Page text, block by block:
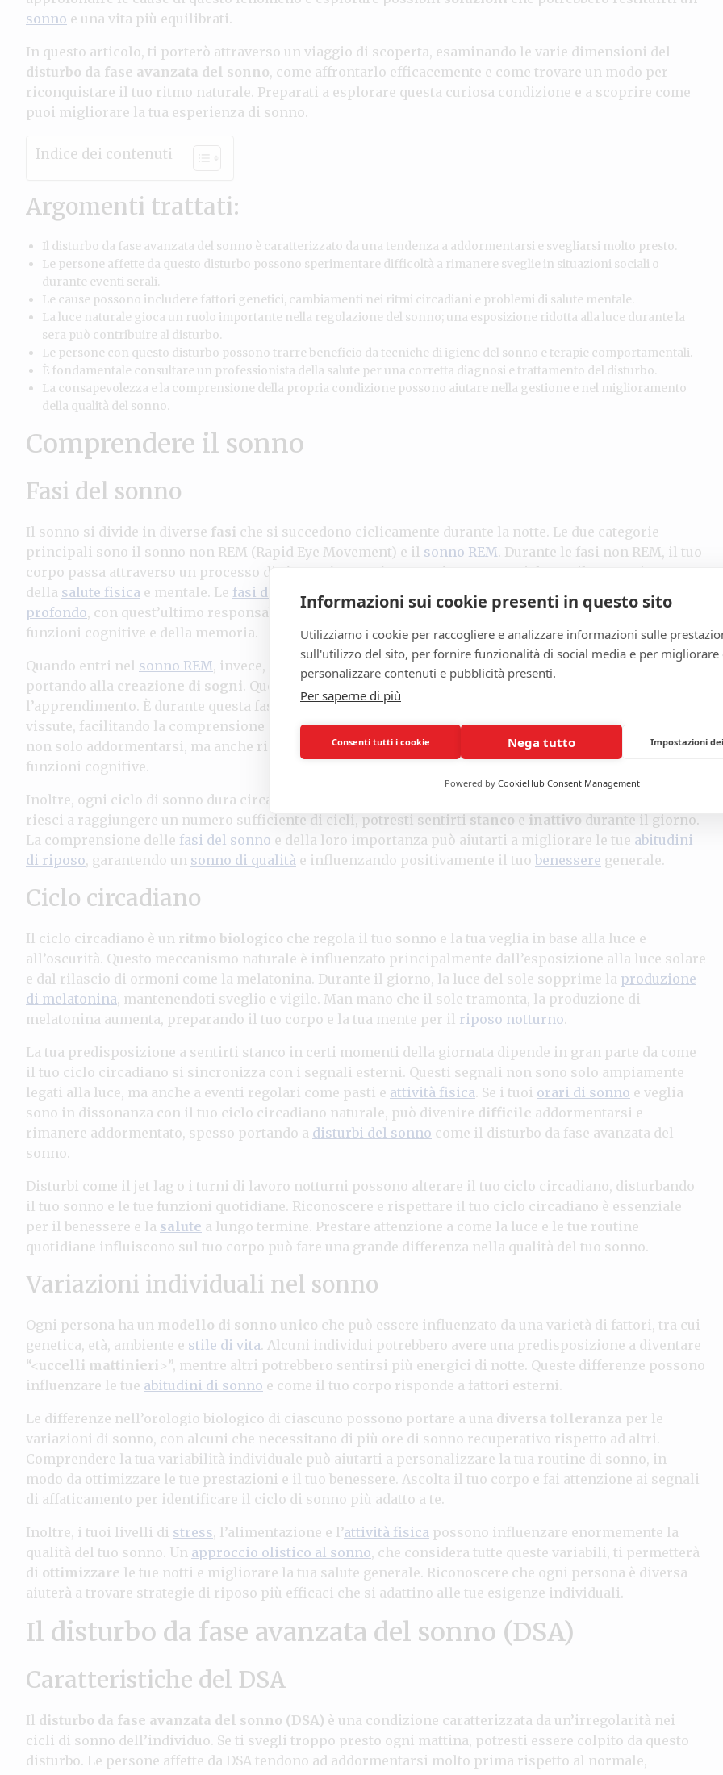
sonno e una vita più equilibrati.
In questo articolo, ti porterò attraverso un viaggio di scoperta, esaminando le varie dimensioni del
disturbo da fase avanzata del sonno, come affrontarlo efficacemente e come trovare un modo per
riconquistare il tuo ritmo naturale. Preparati a esplorare questa curiosa condizione e a scoprire come
puoi migliorare la tua esperienza di sonno.
Indice dei contenuti
Argomenti trattati:
Il disturbo da fase avanzata del sonno è caratterizzato da una tendenza a addormentarsi e svegliarsi molto presto.
Le persone affette da questo disturbo possono sperimentare difficoltà a rimanere sveglie in situazioni sociali o
durante eventi serali.
Le cause possono includere fattori genetici, cambiamenti nei ritmi circadiani e problemi di salute mentale.
La luce naturale gioca un ruolo importante nella regolazione del sonno; una esposizione ridotta alla luce durante la
sera può contribuire al disturbo.
Le persone con questo disturbo possono trarre beneficio da tecniche di igiene del sonno e terapie comportamentali.
È fondamentale consultare un professionista della salute per una corretta diagnosi e trattamento del disturbo.
La consapevolezza e la comprensione della propria condizione possono aiutare nella gestione e nel miglioramento
della qualità del sonno.
Comprendere il sonno
Fasi del sonno
Il sonno si divide in diverse fasi che si succedono ciclicamente durante la notte. Le due categorie
principali sono il sonno non REM (Rapid Eye Movement) e il sonno REM. Durante le fasi non REM, il tuo
corpo passa attraverso un processo di
riparazione rigenerazione
, essenziale per il mantenimento
della salute fisica e mentale. Le fasi del sonno non REM comprendono il sonno leggero e il
sonno
profondo, con quest’ultimo responsabile del ripristino delle energie e della restaurazione delle
funzioni cognitive e della memoria.
Quando entri nel sonno REM, invece, il tuo cervello si riattiva in modo simile a quando sei sveglio,
portando alla creazione di sogni. Questo stadio è crucial per il processamento emotivo e
l’apprendimento. È durante questa fase che il cervello riorganizza le informazioni e le esperienze
vissute, facilitando la comprensione delle emozioni e la crescita personale. Pertanto, è fondamentale
non solo addormentarsi, ma anche rimanere in un ciclo di sonno completo per ottimizzare le tue
funzioni cognitive.
Inoltre, ogni ciclo di sonno dura circa 90 minuti e si ripete 4-6 volte a notte. Questo significa che, se non
riesci a raggiungere un numero sufficiente di cicli, potresti sentirti stanco e inattivo durante il giorno.
La comprensione delle fasi del sonno e della loro importanza può aiutarti a migliorare le tue abitudini
di riposo, garantendo un sonno di qualità e influenzando positivamente il tuo benessere generale.
Ciclo circadiano
Il ciclo circadiano è un ritmo biologico che regola il tuo sonno e la tua veglia in base alla luce e
all’oscurità. Questo meccanismo naturale è influenzato principalmente dall’esposizione alla luce solare
e dal rilascio di ormoni come la melatonina. Durante il giorno, la luce del sole sopprime la produzione
di melatonina, mantenendoti sveglio e vigile. Man mano che il sole tramonta, la produzione di
melatonina aumenta, preparando il tuo corpo e la tua mente per il riposo notturno.
La tua predisposizione a sentirti stanco in certi momenti della giornata dipende in gran parte da come
il tuo ciclo circadiano si sincronizza con i segnali esterni. Questi segnali non sono solo ampiamente
legati alla luce, ma anche a eventi regolari come pasti e attività fisica. Se i tuoi orari di sonno e veglia
sono in dissonanza con il tuo ciclo circadiano naturale, può divenire difficile addormentarsi e
rimanere addormentato, spesso portando a disturbi del sonno come il disturbo da fase avanzata del
sonno.
Disturbi come il jet lag o i turni di lavoro notturni possono alterare il tuo ciclo circadiano, disturbando
il tuo sonno e le tue funzioni quotidiane. Riconoscere e rispettare il tuo ciclo circadiano è essenziale
per il benessere e la salute a lungo termine. Prestare attenzione a come la luce e le tue routine
quotidiane influiscono sul tuo corpo può fare una grande differenza nella qualità del tuo sonno.
Variazioni individuali nel sonno
Ogni persona ha un modello di sonno unico che può essere influenzato da una varietà di fattori, tra cui
genetica, età, ambiente e stile di vita. Alcuni individui potrebbero avere una predisposizione a diventare
“<uccelli mattinieri >”, mentre altri potrebbero sentirsi più energici di notte. Queste differenze possono
influenzare le tue abitudini di sonno e come il tuo corpo risponde a fattori esterni.
Le differenze nell’orologio biologico di ciascuno possono portare a una diversa tolleranza per le
variazioni di sonno, con alcuni che necessitano di più ore di sonno recuperativo rispetto ad altri.
Comprendere la tua variabilità individuale può aiutarti a personalizzare la tua routine di sonno, in
modo da ottimizzare le tue prestazioni e il tuo benessere. Ascolta il tuo corpo e fai attenzione ai segnali
di affaticamento per identificare il ciclo di sonno più adatto a te.
Inoltre, i tuoi livelli di stress, l’alimentazione e l’attività fisica possono influenzare enormemente la
qualità del tuo sonno. Un approccio olistico al sonno, che considera tutte queste variabili, ti permetterà
di ottimizzare le tue notti e migliorare la tua salute generale. Riconoscere che ogni persona è diversa
aiuterà a trovare strategie di riposo più efficaci che si adattino alle tue esigenze individuali.
Il disturbo da fase avanzata del sonno (DSA)
Caratteristiche del DSA
Il disturbo da fase avanzata del sonno (DSA) è una condizione caratterizzata da un’irregolarità nei
cicli di sonno dell’individuo. Se ti svegli troppo presto ogni mattina, potresti essere colpito da questo
disturbo. Le persone affette da DSA tendono ad addormentarsi molto prima rispetto al normale,
Informazioni sui cookie presenti in questo sito
Utilizziamo i cookie per raccogliere e analizzare informazioni sulle
sull'utilizzo del sito, per fornire funzionalità di social media e per migliorare
personalizzare contenuti e pubblicità presenti.
Per saperne di più
Consenti tutti i cookie Nega tutto Impostazioni
Powered by CookieHub Consent Management